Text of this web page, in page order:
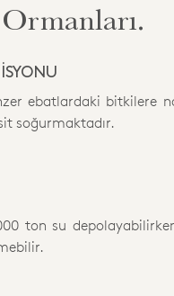
ebatlardaki bitkilere
soğurmaktadır.
ton su